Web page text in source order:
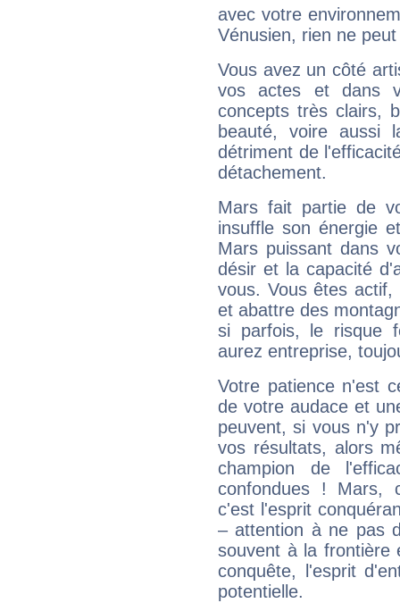
avec votre
Vénusien, rien ne
Vous avez un côté
vos actes et dans
concepts très clairs,
beauté, voire aussi
détriment de
détachement.
Mars fait partie de
insuffle son énergie
Mars puissant dans
désir et la capacité
vous. Vous êtes
et abattre des
si parfois, le risque
aurez entreprise,
Votre patience n'est
de votre audace et
peuvent, si vous n'y
vos résultats, alors
champion de
confondues ! Mars,
c'est l'esprit
– attention à ne pas
souvent à la frontière
conquête, l'esprit
potentielle.